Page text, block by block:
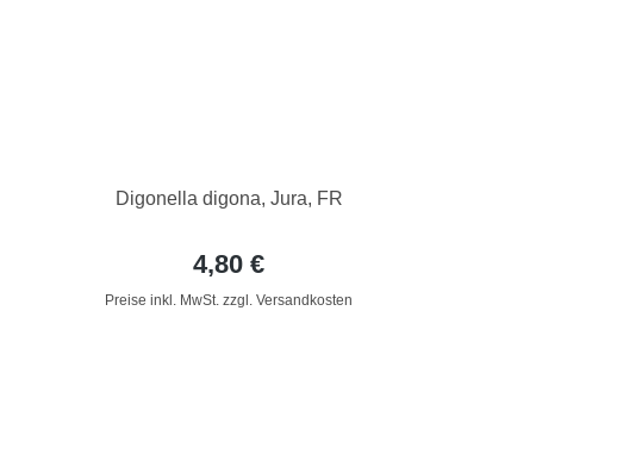
Digonella digona, Jura, FR
4,80 €
Preise inkl. MwSt. zzgl. Versandkosten